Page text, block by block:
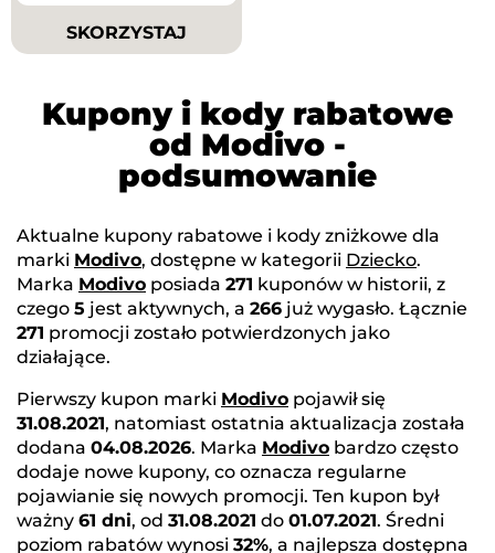
SKORZYSTAJ
Kupony i kody rabatowe
od Modivo -
podsumowanie
Aktualne kupony rabatowe i kody zniżkowe dla
marki Modivo, dostępne w kategorii Dziecko.
Marka Modivo posiada 271 kuponów w historii, z
czego 5 jest aktywnych, a 266 już wygasło. Łącznie
271 promocji zostało potwierdzonych jako
działające.
Pierwszy kupon marki Modivo pojawił się
31.08.2021, natomiast ostatnia aktualizacja została
dodana 04.08.2026. Marka Modivo bardzo często
dodaje nowe kupony, co oznacza regularne
pojawianie się nowych promocji. Ten kupon był
ważny 61 dni, od 31.08.2021 do 01.07.2021. Średni
poziom rabatów wynosi 32%, a najlepsza dostępna